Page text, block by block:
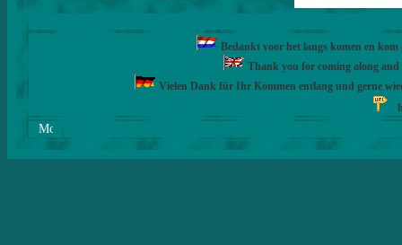
Bedankt voor het langs komen en
Thank you for coming along and
Vielen Dank für Ihr Kommen entlang und gerne